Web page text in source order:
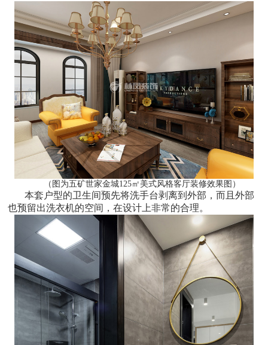
（图为五矿世家金城125㎡美式风格客厅装修效果图）
本套户型的卫生间预先将洗手台剥离到外部，而且外部
也预留出洗衣机的空间，在设计上非常的合理。